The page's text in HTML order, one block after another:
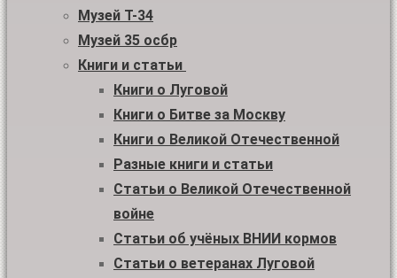
Музей Т-34
Музей 35 осбр
Книги и статьи
Книги о Луговой
Книги о Битве за Москву
Книги о Великой Отечественной
Разные книги и статьи
Статьи о Великой Отечественной
войне
Статьи об учёных ВНИИ кормов
Статьи о ветеранах Луговой